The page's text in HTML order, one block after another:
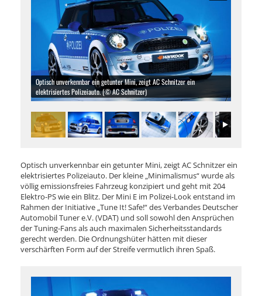
Optisch unverkennbar ein getunter Mini, zeigt AC Schnitzer ein
elektrisiertes Polizeiauto. (© AC Schnitzer)
Optisch unverkennbar ein getunter Mini, zeigt AC Schnitzer ein
elektrisiertes Polizeiauto. Der kleine „Minimalismus“ wurde als
völlig emissionsfreies Fahrzeug konzipiert und geht mit 204
Elektro-PS wie ein Blitz. Der Mini E im Polizei-Look entstand im
Rahmen der Initiative „Tune It! Safe!“ des Verbandes Deutscher
Automobil Tuner e.V. (VDAT) und soll sowohl den Ansprüchen
der Tuning-Fans als auch maximalen Sicherheitsstandards
gerecht werden. Die Ordnungshüter hätten mit dieser
verschärften Form auf der Streife vermutlich ihren Spaß.